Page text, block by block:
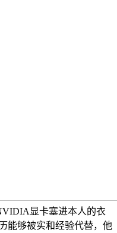
显卡塞进本人的衣
能够被实和经验代替，他